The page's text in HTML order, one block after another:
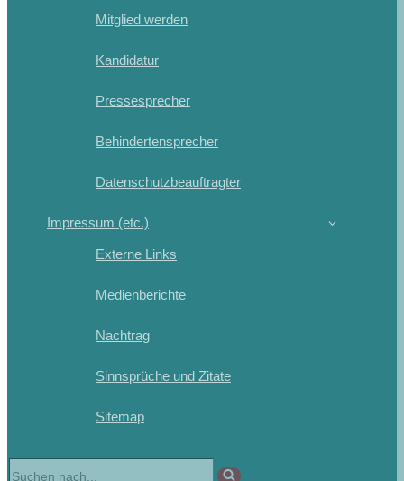
Mitglied werden
Kandidatur
Pressesprecher
Behindertensprecher
Datenschutzbeauftragter
Impressum (etc.)
Externe Links
Medienberichte
Nachtrag
Sinnsprüche und Zitate
Sitemap